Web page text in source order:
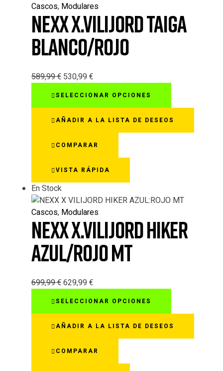
la
página
Cascos, Modulares
NEXX X.VILIJORD TAIGA
BLANCO/ROJO
589,99€ 530,99 €
SELECCIONAR OPCIONES
múltiples
variantes.
elegir
la
página
AÑADIR A LA LISTA DE DESEOS
COMPARAR
VISTA RÁPIDA
En Stock
Cascos, Modulares
NEXX X.VILIJORD HIKER
AZUL/ROJO MT
699,99€629,99 €
SELECCIONAR OPCIONES
múltiples
variantes.
AÑADIR A LA LISTA DE DESEOS
COMPARAR